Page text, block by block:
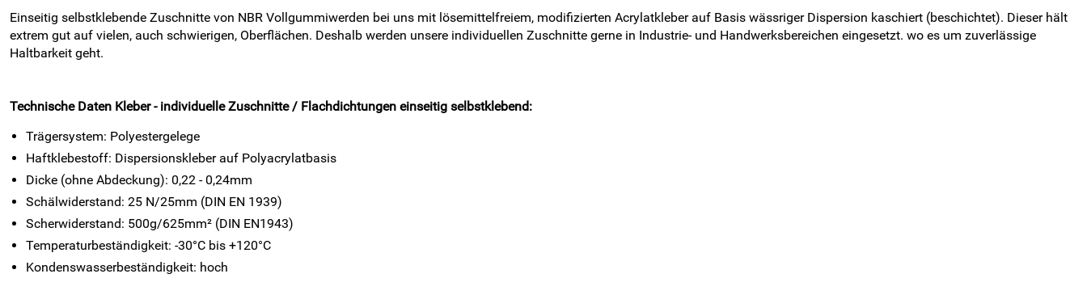
Einseitig selbstklebende Zuschnitte von NBR Vollgummiwerden bei uns mit lösemittelfreiem, modifizierten Acrylatkleber auf Basis wässriger Dispersion kaschiert (beschichtet). Dieser hält
extrem gut auf vielen, auch schwierigen, Oberflächen. Deshalb werden unsere individuellen Zuschnitte gerne in Industrie- und Handwerksbereichen eingesetzt. wo es um zuverlässige
Haltbarkeit geht.
Technische Daten Kleber - individuelle Zuschnitte / Flachdichtungen einseitig selbstklebend:
Trägersystem: Polyestergelege
Haftklebestoff: Dispersionskleber auf Polyacrylatbasis
Dicke (ohne Abdeckung): 0,22 - 0,24mm
Schälwiderstand: 25 N/25mm (DIN EN 1939)
Scherwiderstand: 500g/625mm² (DIN EN1943)
Temperaturbeständigkeit: -30°C bis +120°C
Kondenswasserbeständigkeit: hoch